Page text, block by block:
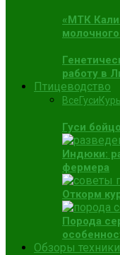
«МТК
работу в
Птицеводство
ВсеГуси
Гуси
Индюки:
фермера
Откорм
Порода
Обзоры техники